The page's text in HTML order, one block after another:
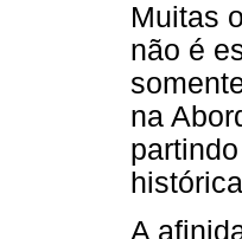
Muitas
não é
na
A